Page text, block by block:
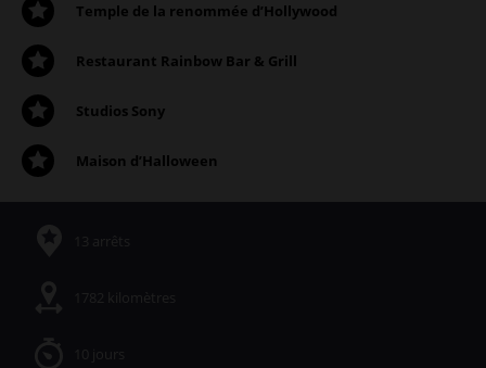
Temple de la renommée d’Hollywood
Restaurant Rainbow Bar & Grill
Studios Sony
Maison d’Halloween